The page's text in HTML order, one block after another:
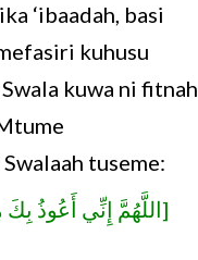
‘ibaadah, basi
kuhusu
kuwa ni fitnah
tuseme:
[اللَّهُمَّ إِنِّي أَعُوذُ